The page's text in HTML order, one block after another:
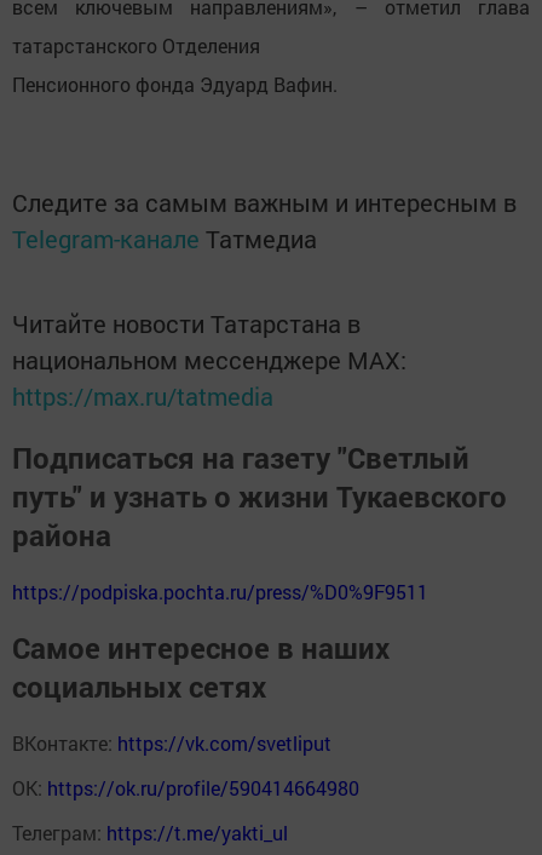
всем ключевым направлениям», – отметил глава
татарстанского Отделения
Пенсионного фонда Эдуард Вафин.
Следите за самым важным и интересным в
Telegram-канале Татмедиа
Читайте новости Татарстана в
национальном мессенджере MАХ:
https://max.ru/tatmedia
Подписаться на газету "Светлый
путь" и узнать о жизни Тукаевского
района
https://podpiska.pochta.ru/press/%D0%9F9511
Самое интересное в наших
социальных сетях
ВКонтакте: https://vk.com/svetliput
ОК: https://ok.ru/profile/590414664980
Телеграм: https://t.me/yakti_ul